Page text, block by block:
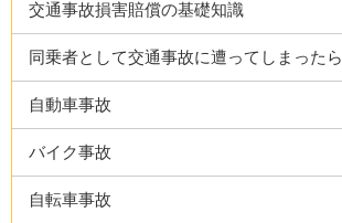
交通事故損害賠償の基礎知識
同乗者として交通事故に遭ってしまったら
自動車事故
バイク事故
自転車事故